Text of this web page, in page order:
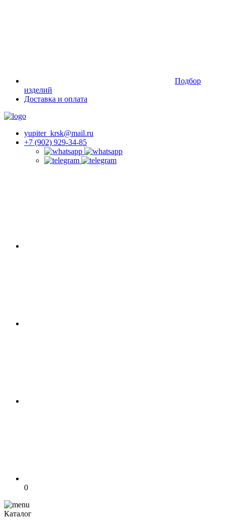
Подбор
изделий
Доставка и оплата
yupiter_krsk@mail.ru
+7 (902) 929-34-85
0
Каталог